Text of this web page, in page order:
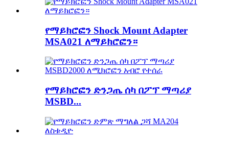
የማይክሮፎን Shock Mount Adapter
MSA021 ለማይክሮፎን።
የማይክሮፎን ድንጋጤ ሰካ በፖፕ ማጣሪያ
MSBD...